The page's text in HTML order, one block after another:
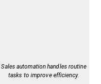
Sales automation handles routine
tasks to improve efficiency.